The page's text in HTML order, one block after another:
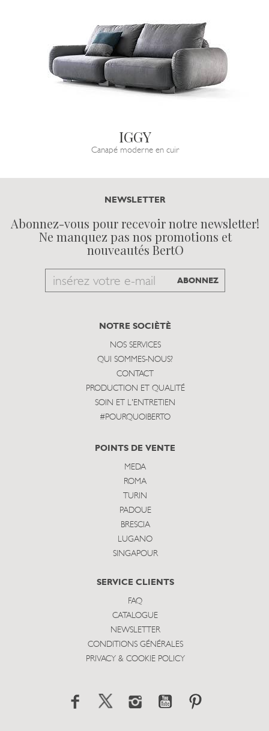
IGGY
Canapé moderne en cuir
NEWSLETTER
Abonnez-vous pour recevoir notre newsletter!
Ne manquez pas nos promotions et
nouveautés BertO
Email
subscribe
ABONNEZ
NOTRE SOCIÈTÈ
NOS SERVICES
QUI SOMMES-NOUS?
CONTACT
PRODUCTION ET QUALITÉ
SOIN ET L'ENTRETIEN
#POURQUOIBERTO
POINTS DE VENTE
MEDA
ROMA
TURIN
PADOUE
BRESCIA
LUGANO
SINGAPOUR
SERVICE CLIENTS
FAQ
CATALOGUE
NEWSLETTER
CONDITIONS GÉNÉRALES
PRIVACY & COOKIE POLICY